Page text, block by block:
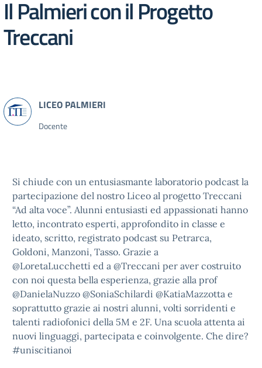
Il Palmieri con il Progetto
Treccani
Docente
Si chiude con un entusiasmante laboratorio podcast la
partecipazione del nostro Liceo al progetto Treccani
“Ad alta voce”. Alunni entusiasti ed appassionati hanno
letto, incontrato esperti, approfondito in classe e
ideato, scritto, registrato podcast su Petrarca,
Goldoni, Manzoni, Tasso. Grazie a
@LoretaLucchetti ed a @Treccani per aver costruito
con noi questa bella esperienza, grazie alla prof
@DanielaNuzzo @SoniaSchilardi @KatiaMazzotta e
soprattutto grazie ai nostri alunni, volti sorridenti e
talenti radiofonici della 5M e 2F. Una scuola attenta ai
nuovi linguaggi, partecipata e coinvolgente. Che dire?
#uniscitianoi